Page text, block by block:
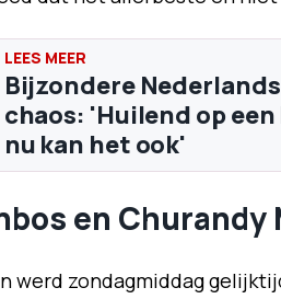
Bijzondere
chaos: 'Huilend op
nu kan het ook'
en Churandy
werd zondagmiddag